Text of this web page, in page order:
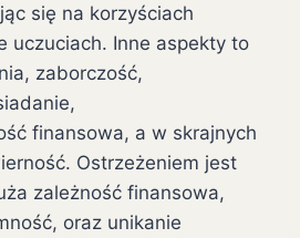
się na korzyściach
uczuciach. Inne aspekty to
zaborczość,
finansowa, a w skrajnych
Ostrzeżeniem jest
zależność finansowa,
oraz unikanie